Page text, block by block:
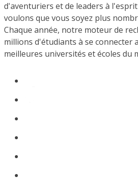
d'aventuriers et de leaders à
voulons que vous soyez plus
Chaque année, notre moteur de
millions d'étudiants à se connecter
meilleures universités et écoles du